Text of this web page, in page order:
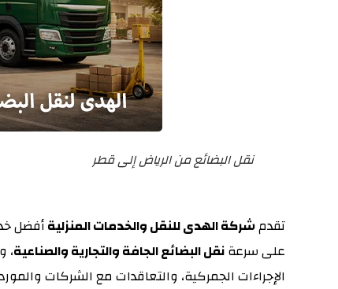
نقل البضائع من الرياض إلى قطر
تقدمشركة الهدى للنقل والخدمات المنزليةأفضل
على سرعةنقل البضائع الجافة والتجارية والصناعية،
الإجراءات الجمركية، والتعاقدات مع الشركات